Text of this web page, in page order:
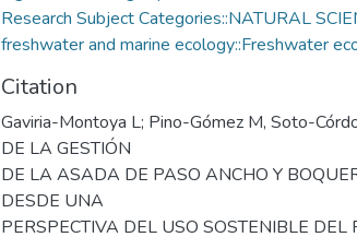
Research Subject Categories::NATURAL
freshwater and marine ecology::Freshwater
Citation
Gaviria-Montoya L; Pino-Gómez M, Soto-
DE LA GESTIÓN
DE LA ASADA DE PASO ANCHO Y
DESDE UNA
PERSPECTIVA DEL USO SOSTENIBLE DEL